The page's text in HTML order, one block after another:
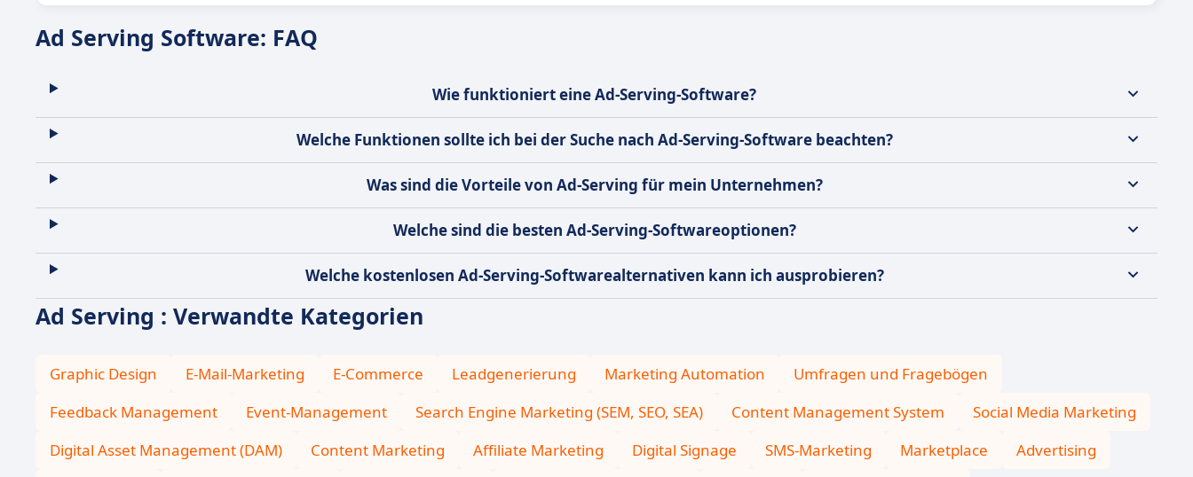
Ad Serving Software: FAQ
Wie funktioniert eine Ad-Serving-Software?
Welche Funktionen sollte ich bei der Suche nach Ad-Serving-Software beachten?
Was sind die Vorteile von Ad-Serving für mein Unternehmen?
Welche sind die besten Ad-Serving-Softwareoptionen?
Welche kostenlosen Ad-Serving-Softwarealternativen kann ich ausprobieren?
Ad Serving : Verwandte Kategorien
Graphic Design E-Mail-Marketing E-Commerce Leadgenerierung Marketing Automation
Umfragen und Fragebögen
Feedback Management
Event-Management Search Engine Marketing (SEM, SEO, SEA) Content Management System
Social Media Marketing
Digital Asset Management (DAM)
Content Marketing Affiliate Marketing Digital Signage SMS-Marketing Marketplace
Advertising